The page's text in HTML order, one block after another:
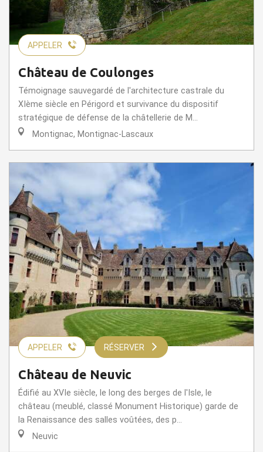
APPELER
Château de Coulonges
Témoignage sauvegardé de l'architecture castrale du
XIème siècle en Périgord et survivance du dispositif
stratégique de défense de la châtellerie de M...
Montignac, Montignac-Lascaux
APPELER RÉSERVER
Château de Neuvic
Édifié au XVIe siècle, le long des berges de l'Isle, le
château (meublé, classé Monument Historique) garde de
la Renaissance des salles voûtées, des p...
Neuvic